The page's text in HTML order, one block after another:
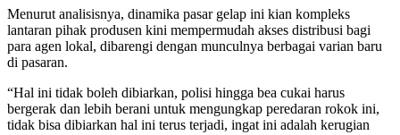
​Menurut analisisnya, dinamika pasar gelap ini kian kompleks
lantaran pihak produsen kini mempermudah akses distribusi bagi
para agen lokal, dibarengi dengan munculnya berbagai varian baru
di pasaran.
​“Hal ini tidak boleh dibiarkan, polisi hingga bea cukai harus
bergerak dan lebih berani untuk mengungkap peredaran rokok ini,
tidak bisa dibiarkan hal ini terus terjadi, ingat ini adalah kerugian